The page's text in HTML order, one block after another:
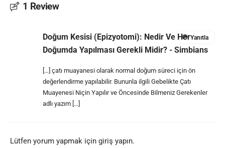
1 Review
Doğum Kesisi (Epizyotomi): Nedir Ve Her
Doğumda Yapılması Gerekli Midir? - Simbians
[…] çatı muayanesi olarak normal doğum süreci için ön
değerlendirme yapılabilir. Bununla ilgili Gebelikte Çatı
Muayenesi Niçin Yapılır ve Öncesinde Bilmeniz Gerekenler
adlı yazım […]
Yanıtla
Lütfen yorum yapmak için giriş yapın.